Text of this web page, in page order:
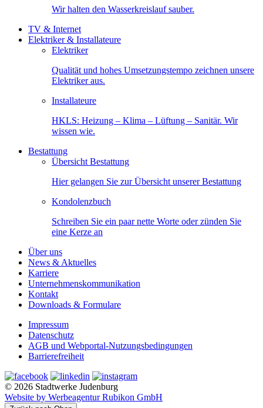
Wir halten den Wasserkreislauf sauber.
TV & Internet
Elektriker & Installateure
Elektriker
Qualität und hohes Umsetzungstempo zeichnen unsere
Elektriker aus.
Installateure
HKLS: Heizung – Klima – Lüftung – Sanitär. Wir
wissen wie.
Bestattung
Übersicht Bestattung
Hier gelangen Sie zur Übersicht unserer Bestattung
Kondolenzbuch
Schreiben Sie ein paar nette Worte oder zünden Sie
eine Kerze an
Über uns
News & Aktuelles
Karriere
Unternehmenskommunikation
Kontakt
Downloads & Formulare
Impressum
Datenschutz
AGB und Webportal-Nutzungsbedingungen
Barrierefreiheit
© 2026 Stadtwerke Judenburg
Website by Werbeagentur Rubikon GmbH